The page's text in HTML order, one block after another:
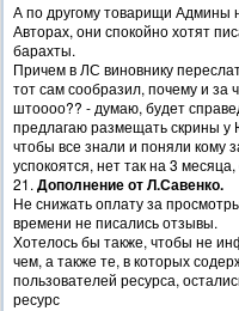
А по другому товарищи Админы
Авторах, они спокойно хотят
барахты.
Причем в ЛС виновнику
тот сам сообразил, почему и за
штоооо?? - думаю, будет
предлагаю размещать скрины у
чтобы все знали и поняли кому
успокоятся, нет так на 3
21. Дополнение от Л.Савенко.
Не снижать оплату за
времени не писались отзывы.
Хотелось бы также, чтобы не
чем, а также те, в которых
пользователей ресурса,
ресурс